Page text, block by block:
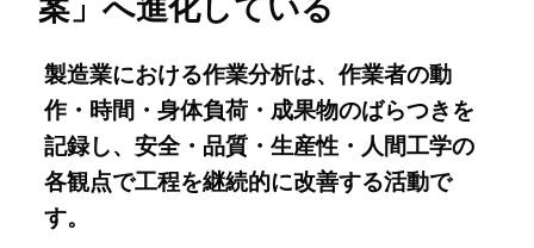
製造業における作業分析は、作業者の動
作・時間・身体負荷・成果物のばらつきを
記録し、安全・品質・生産性・人間工学の
各観点で工程を継続的に改善する活動で
す。